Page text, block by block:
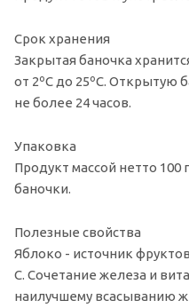
Срок хранения
Закрытая баночка
от 2ºC до 25ºC. Открытую
не более 24 часов.
Упаковка
Продукт массой нетто 100
баночки.
Полезные свойства
Яблоко - источник
С. Сочетание железа и
наилучшему всасыванию